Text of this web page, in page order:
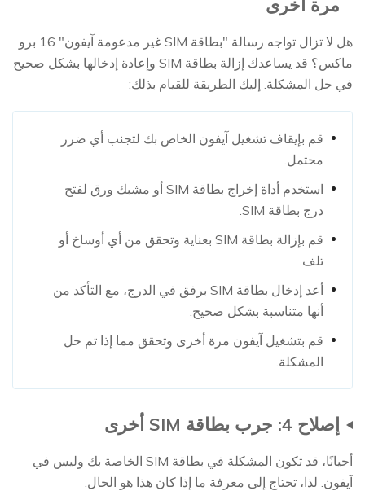
هل لا تزال تواجه رسالة "بطاقة SIM غير مدعومة آيفون" 16 برو
ماكس؟ قد يساعدك إزالة بطاقة SIM وإعادة إدخالها بشكل صحيح
في حل المشكلة. إليك الطريقة للقيام بذلك:
قم بإيقاف تشغيل آيفون الخاص بك لتجنب أي ضرر
محتمل.
استخدم أداة إخراج بطاقة SIM أو مشبك ورق لفتح
درج بطاقة SIM.
قم بإزالة بطاقة SIM بعناية وتحقق من أي أوساخ أو
تلف.
أعد إدخال بطاقة SIM برفق في الدرج، مع التأكد من
أنها متناسبة بشكل صحيح.
قم بتشغيل آيفون مرة أخرى وتحقق مما إذا تم حل
المشكلة.
إصلاح 4: جرب بطاقة SIM أخرى
أحيانًا، قد تكون المشكلة في بطاقة SIM الخاصة بك وليس في
آيفون. لذا، تحتاج إلى معرفة ما إذا كان هذا هو الحال.